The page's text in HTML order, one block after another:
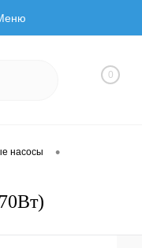
0
насосы •